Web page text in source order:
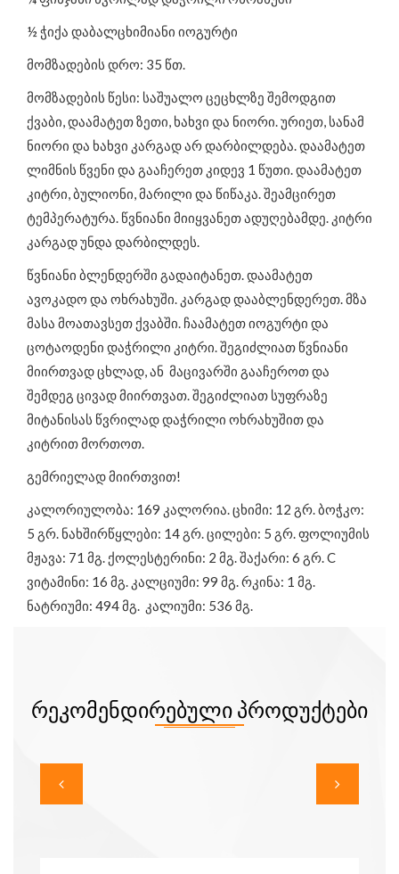
½ ჭიქა დაბალცხიმიანი იოგურტი
მომზადების დრო: 35 წთ.
მომზადების წესი: საშუალო ცეცხლზე შემოდგით
ქვაბი, დაამატეთ ზეთი, ხახვი და ნიორი. ურიეთ, სანამ
ნიორი და ხახვი კარგად არ დარბილდება. დაამატეთ
ლიმნის წვენი და გააჩერეთ კიდევ 1 წუთი. დაამატეთ
კიტრი, ბულიონი, მარილი და წიწაკა. შეამცირეთ
ტემპერატურა. წვნიანი მიიყვანეთ ადუღებამდე. კიტრი
კარგად უნდა დარბილდეს.
წვნიანი ბლენდერში გადაიტანეთ. დაამატეთ
ავოკადო და ოხრახუში. კარგად დააბლენდერეთ. მზა
მასა მოათავსეთ ქვაბში. ჩაამატეთ იოგურტი და
ცოტაოდენი დაჭრილი კიტრი. შეგიძლიათ წვნიანი
მიირთვად ცხლად, ან მაცივარში გააჩეროთ და
შემდეგ ცივად მიირთვათ. შეგიძლიათ სუფრაზე
მიტანისას წვრილად დაჭრილი ოხრახუშით და
კიტრით მორთოთ.
გემრიელად მიირთვით!
კალორიულობა: 169 კალორია. ცხიმი: 12 გრ. ბოჭკო:
5 გრ. ნახშირწყლები: 14 გრ. ცილები: 5 გრ. ფოლიუმის
მჟავა: 71 მგ. ქოლესტერინი: 2 მგ. შაქარი: 6 გრ. C
ვიტამინი: 16 მგ. კალციუმი: 99 მგ. რკინა: 1 მგ.
ნატრიუმი: 494 მგ. კალიუმი: 536 მგ.
ᲠᲔᲙᲝᲛᲔᲜᲓᲘᲠᲔᲑᲣᲚᲘ ᲞᲠᲝᲓᲣᲥᲢᲔᲑᲘ